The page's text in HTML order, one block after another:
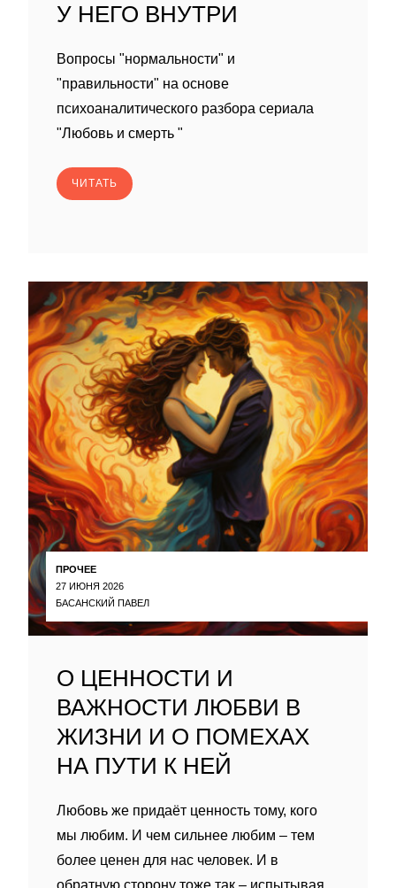
У НЕГО ВНУТРИ
Вопросы "нормальности" и
"правильности" на основе
психоаналитического разбора сериала
"Любовь и смерть "
ЧИТАТЬ
ПРОЧЕЕ
27 ИЮНЯ 2026
БАСАНСКИЙ ПАВЕЛ
О ЦЕННОСТИ И
ВАЖНОСТИ ЛЮБВИ В
ЖИЗНИ И О ПОМЕХАХ
НА ПУТИ К НЕЙ
Любовь же придаёт ценность тому, кого
мы любим. И чем сильнее любим – тем
более ценен для нас человек. И в
обратную сторону тоже так – испытывая